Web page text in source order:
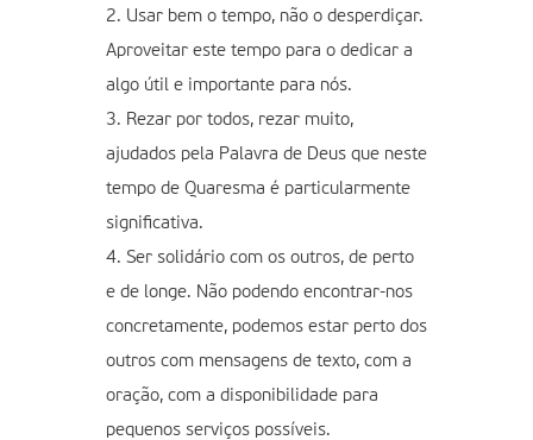
2. Usar bem o tempo, não o desperdiçar.
Aproveitar este tempo para o dedicar a
algo útil e importante para nós.
3. Rezar por todos, rezar muito,
ajudados pela Palavra de Deus que neste
tempo de Quaresma é particularmente
significativa.
4. Ser solidário com os outros, de perto
e de longe. Não podendo encontrar-nos
concretamente, podemos estar perto dos
outros com mensagens de texto, com a
oração, com a disponibilidade para
pequenos serviços possíveis.